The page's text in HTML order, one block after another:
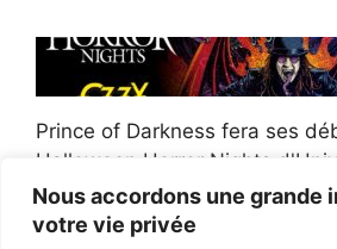
Nous accordons une grande
votre vie privée
Prince of Darkness fera ses
Halloween Horror Nights